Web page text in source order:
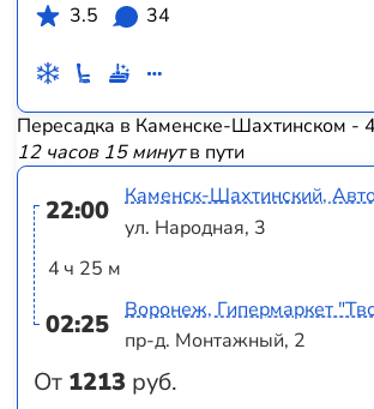
3.5
34
Пересадка в Каменске-Шахтинском -
12 часов 15 минутв пути
22:00
4 ч 25 м
02:25
От 1213 руб.
Каменск-Шахтинский,
ул. Народная, 3
Воронеж, Гипермаркет
пр-д. Монтажный, 2